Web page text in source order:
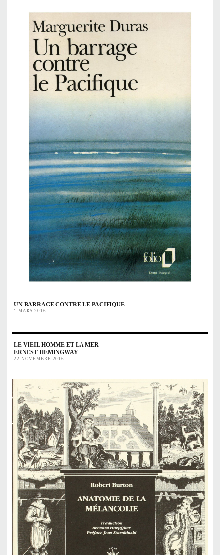
UN BARRAGE CONTRE LE PACIFIQUE
1 MARS 2016
LE VIEIL HOMME ET LA MER
ERNEST HEMINGWAY
22 NOVEMBRE 2016